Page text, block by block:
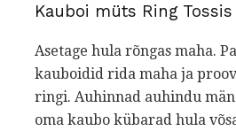
Kauboi müts Ring Tossis
Asetage hula rõngas maha.
kauboidid rida maha ja
ringi. Auhinnad auhindu
oma kaubo kübarad hula